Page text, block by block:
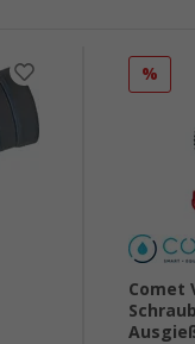
%
Comet